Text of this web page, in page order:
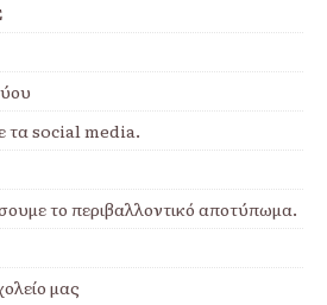
τα social media.
το περιβαλλοντικό αποτύπωμα.
μας